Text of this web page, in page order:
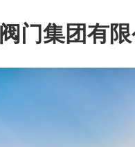
门集团有